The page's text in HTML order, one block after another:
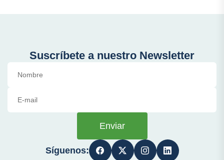
Suscríbete a nuestro Newsletter
Enviar
Síguenos: